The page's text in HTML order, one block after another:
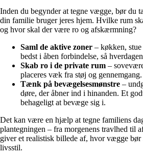
Inden du begynder at tegne vægge, bør du
din familie bruger jeres hjem. Hvilke rum
og hvor skal der være ro og afskærmning?
Saml de aktive zoner – køkken,
bedst i åben forbindelse, så
Skab ro i de private rum –
placeres væk fra støj og gennemgang.
Tænk på bevægelsesmønstre –
døre, der åbner ind i hinanden. Et
behageligt at bevæge sig i.
Det kan være en hjælp at tegne familiens
plantegningen – fra morgenens travlhed til
giver et realistisk billede af, hvor vægge bør
livsstil.